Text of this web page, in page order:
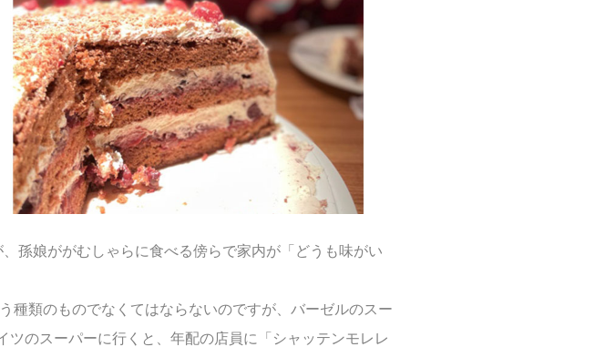
孫娘ががむしゃらに食べる傍らで家内が「どうも味がい
種類のものでなくてはならないのですが、バーゼルのスー
のスーパーに行くと、年配の店員に「シャッテンモレレ